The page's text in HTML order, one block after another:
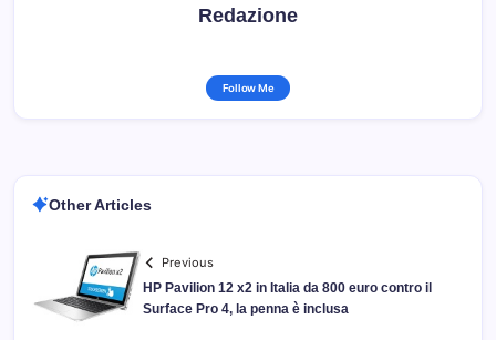
Redazione
Follow Me
Other Articles
Previous
HP Pavilion 12 x2 in Italia da 800 euro contro il
Surface Pro 4, la penna è inclusa